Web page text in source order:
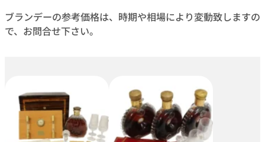
ブランデーの参考価格は、時期や相場により変動致しますの
で、お問合せ下さい。